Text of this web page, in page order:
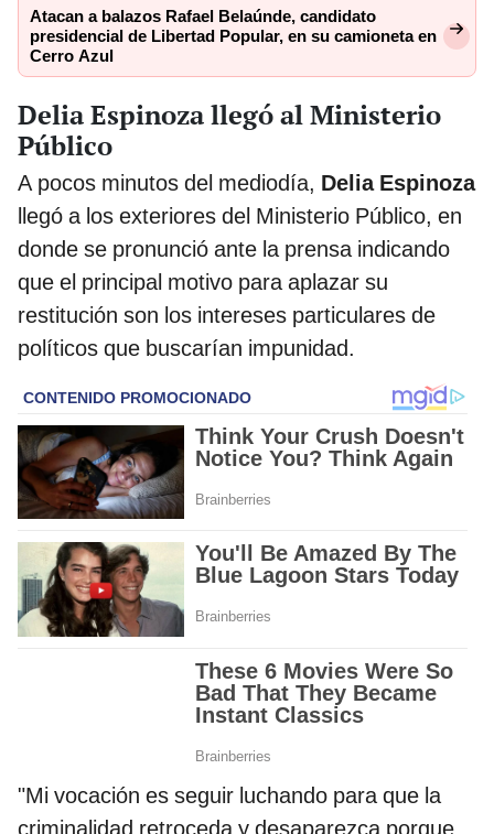
Atacan a balazos Rafael Belaúnde, candidato
presidencial de Libertad Popular, en su camioneta en
Cerro Azul
Delia Espinoza llegó al Ministerio
Público
A pocos minutos del mediodía, Delia Espinoza
llegó a los exteriores del Ministerio Público, en
donde se pronunció ante la prensa indicando
que el principal motivo para aplazar su
restitución son los intereses particulares de
políticos que buscarían impunidad.
"Mi vocación es seguir luchando para que la
criminalidad retroceda y desaparezca porque